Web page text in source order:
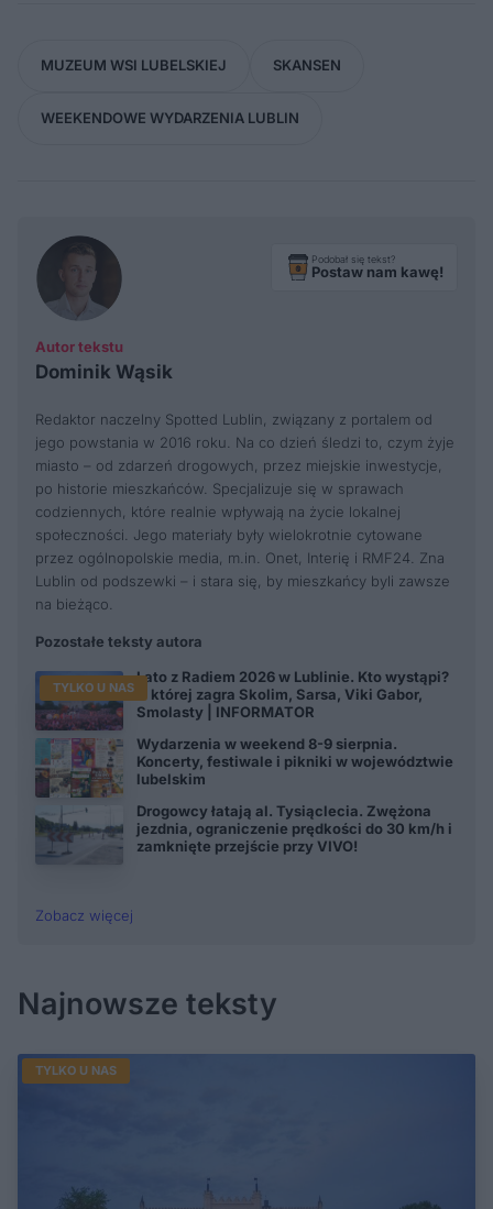
MUZEUM WSI LUBELSKIEJ SKANSEN
WEEKENDOWE WYDARZENIA LUBLIN
Autor tekstu
Dominik Wąsik
Podobał się tekst?
Postaw nam kawę!
Redaktor naczelny Spotted Lublin, związany z portalem od
jego powstania w 2016 roku. Na co dzień śledzi to, czym żyje
miasto – od zdarzeń drogowych, przez miejskie inwestycje,
po historie mieszkańców. Specjalizuje się w sprawach
codziennych, które realnie wpływają na życie lokalnej
społeczności. Jego materiały były wielokrotnie cytowane
przez ogólnopolskie media, m.in. Onet, Interię i RMF24. Zna
Lublin od podszewki – i stara się, by mieszkańcy byli zawsze
na bieżąco.
Pozostałe teksty autora
TYLKO U NAS
Lato z Radiem 2026 w Lublinie. Kto wystąpi?
O której zagra Skolim, Sarsa, Viki Gabor,
Smolasty | INFORMATOR
Wydarzenia w weekend 8-9 sierpnia.
Koncerty, festiwale i pikniki w województwie
lubelskim
Drogowcy łatają al. Tysiąclecia. Zwężona
jezdnia, ograniczenie prędkości do 30 km/h i
zamknięte przejście przy VIVO!
Zobacz więcej
Najnowsze teksty
TYLKO U NAS